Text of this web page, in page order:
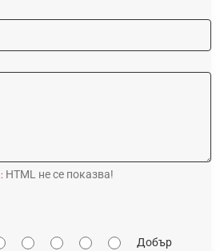
HTML не се показва!
Добър